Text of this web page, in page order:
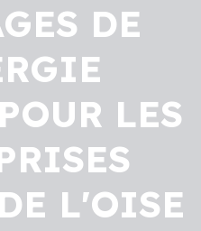
DE
LES
L'OISE